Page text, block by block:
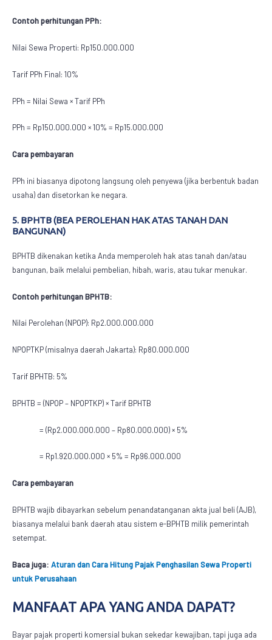
Contoh perhitungan PPh:
Nilai Sewa Properti: Rp150.000.000
Tarif PPh Final: 10%
PPh = Nilai Sewa × Tarif PPh
PPh = Rp150.000.000 × 10% = Rp15.000.000
Cara pembayaran
PPh ini biasanya dipotong langsung oleh penyewa (jika berbentuk badan
usaha) dan disetorkan ke negara.
5. BPHTB (BEA PEROLEHAN HAK ATAS TANAH DAN
BANGUNAN)
BPHTB dikenakan ketika Anda memperoleh hak atas tanah dan/atau
bangunan, baik melalui pembelian, hibah, waris, atau tukar menukar.
Contoh perhitungan BPHTB:
Nilai Perolehan (NPOP): Rp2.000.000.000
NPOPTKP (misalnya daerah Jakarta): Rp80.000.000
Tarif BPHTB: 5%
BPHTB = (NPOP – NPOPTKP) × Tarif BPHTB
= (Rp2.000.000.000 – Rp80.000.000) × 5%
= Rp1.920.000.000 × 5% = Rp96.000.000
Cara pembayaran
BPHTB wajib dibayarkan sebelum penandatanganan akta jual beli (AJB),
biasanya melalui bank daerah atau sistem e-BPHTB milik pemerintah
setempat.
Baca juga:Aturan dan Cara Hitung Pajak Penghasilan Sewa Properti
untuk Perusahaan
MANFAAT APA YANG ANDA DAPAT?
Bayar pajak properti komersial bukan sekedar kewajiban, tapi juga ada